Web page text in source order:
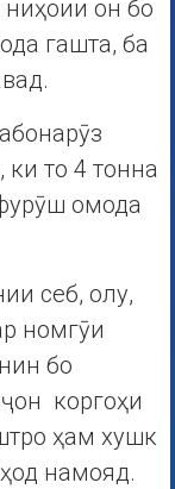
он бо
гашта, ба
ки то 4 тонна
омода
себ, олу,
номгӯи
бо
коргоҳи
ҳам хушк
намояд.